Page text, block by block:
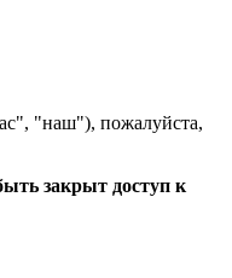
"наш"), пожалуйста,
закрыт доступ к